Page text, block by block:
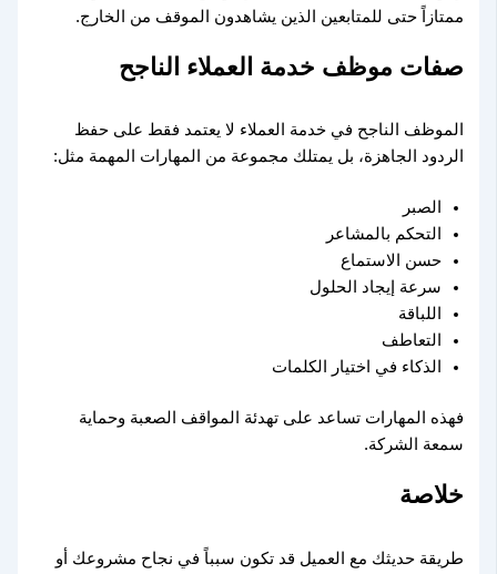
ممتازاً حتى للمتابعين الذين يشاهدون الموقف من الخارج.
صفات موظف خدمة العملاء الناجح
الموظف الناجح في خدمة العملاء لا يعتمد فقط على حفظ
الردود الجاهزة، بل يمتلك مجموعة من المهارات المهمة مثل:
الصبر
التحكم بالمشاعر
حسن الاستماع
سرعة إيجاد الحلول
اللباقة
التعاطف
الذكاء في اختيار الكلمات
فهذه المهارات تساعد على تهدئة المواقف الصعبة وحماية
سمعة الشركة.
خلاصة
طريقة حديثك مع العميل قد تكون سبباً في نجاح مشروعك أو